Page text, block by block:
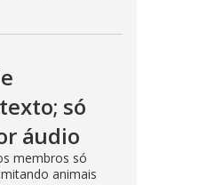
só
áudio
membros só
animais